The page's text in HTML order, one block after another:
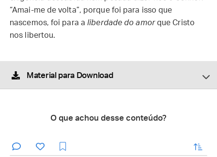
“Amai-me de volta”, porque foi para isso que
nascemos, foi para aliberdade do amorque Cristo
nos libertou.
Material para Download
O que achou desse conteúdo?
enviar